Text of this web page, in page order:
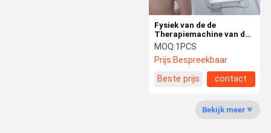
Fysiek van de de
Therapiemachine van de
Luchtdruk het
Huisgebruik voor de Hulp
1-21HZ van de
MOQ:1PCS
Prijs:Bespreekbaar
Beste prijs
contact
Bekijk meer